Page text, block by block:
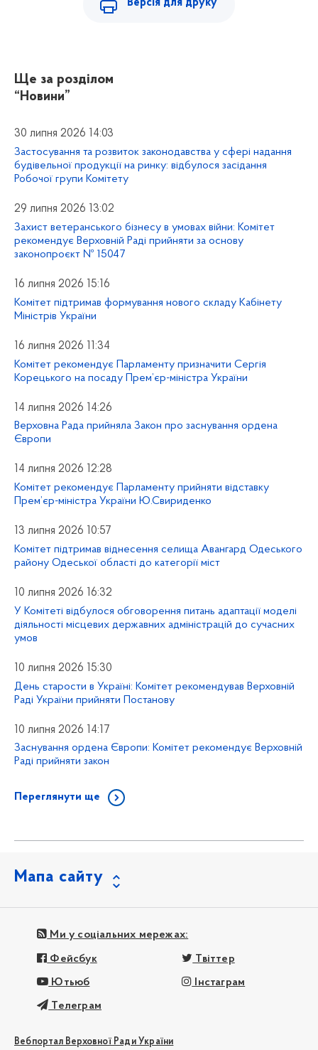
Версія для друку
Ще за розділом
“Новини”
30 липня 2026 14:03
Застосування та розвиток законодавства у сфері надання
будівельної продукції на ринку: відбулося засідання
Робочої групи Комітету
29 липня 2026 13:02
Захист ветеранського бізнесу в умовах війни: Комітет
рекомендує Верховній Раді прийняти за основу
законопроєкт № 15047
16 липня 2026 15:16
Комітет підтримав формування нового складу Кабінету
Міністрів України
16 липня 2026 11:34
Комітет рекомендує Парламенту призначити Сергія
Корецького на посаду Прем’єр-міністра України
14 липня 2026 14:26
Верховна Рада прийняла Закон про заснування ордена
Європи
14 липня 2026 12:28
Комітет рекомендує Парламенту прийняти відставку
Прем’єр-міністра України Ю.Свириденко
13 липня 2026 10:57
Комітет підтримав віднесення селища Авангард Одеського
району Одеської області до категорії міст
10 липня 2026 16:32
У Комітеті відбулося обговорення питань адаптації моделі
діяльності місцевих державних адміністрацій до сучасних
умов
10 липня 2026 15:30
День старости в Україні: Комітет рекомендував Верховній
Раді України прийняти Постанову
10 липня 2026 14:17
Заснування ордена Європи: Комітет рекомендує Верховній
Раді прийняти закон
Переглянути ще
Мапа сайту
Ми у соціальних мережах:
Фейсбук Твіттер
Ютьюб Інстаграм
Телеграм
Вебпортал Верховної Ради України